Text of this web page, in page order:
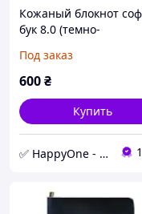
Кожаный блокнот
бук 8.0 (темно-
Horse
Под заказ
600₴
Купить
✅ HappyOne - интернет-магазин оригинальных и полезных товаров